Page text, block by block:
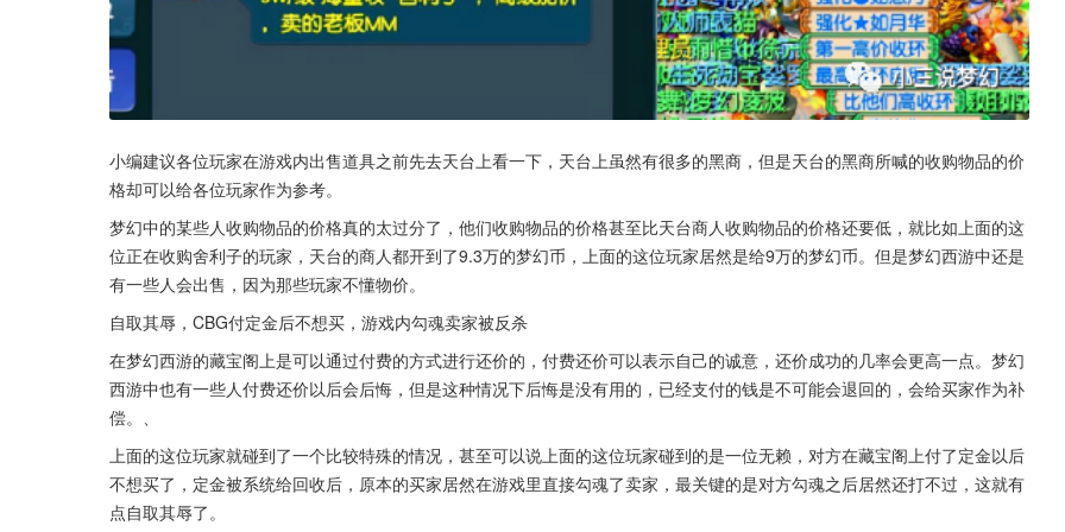
小编建议各位玩家在游戏内出售道具之前先去天台上看一下，天台上虽然有很多的黑商，但是天台的黑商所喊的收购物品的价
格却可以给各位玩家作为参考。
梦幻中的某些人收购物品的价格真的太过分了，他们收购物品的价格甚至比天台商人收购物品的价格还要低，就比如上面的这
位正在收购舍利子的玩家，天台的商人都开到了9.3万的梦幻币，上面的这位玩家居然是给9万的梦幻币。但是梦幻西游中还是
有一些人会出售，因为那些玩家不懂物价。
自取其辱，CBG付定金后不想买，游戏内勾魂卖家被反杀
在梦幻西游的藏宝阁上是可以通过付费的方式进行还价的，付费还价可以表示自己的诚意，还价成功的几率会更高一点。梦幻
西游中也有一些人付费还价以后会后悔，但是这种情况下后悔是没有用的，已经支付的钱是不可能会退回的，会给买家作为补
偿。、
上面的这位玩家就碰到了一个比较特殊的情况，甚至可以说上面的这位玩家碰到的是一位无赖，对方在藏宝阁上付了定金以后
不想买了，定金被系统给回收后，原本的买家居然在游戏里直接勾魂了卖家，最关键的是对方勾魂之后居然还打不过，这就有
点自取其辱了。